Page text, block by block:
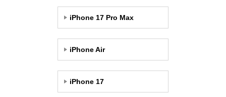
iPhone 17 Pro Max
iPhone Air
iPhone 17